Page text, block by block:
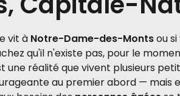
vit à Notre-Dame-des-Montsou
qu'il n'existe pas, pour le
une réalité que vivent plusieurs
au premier abord — mais